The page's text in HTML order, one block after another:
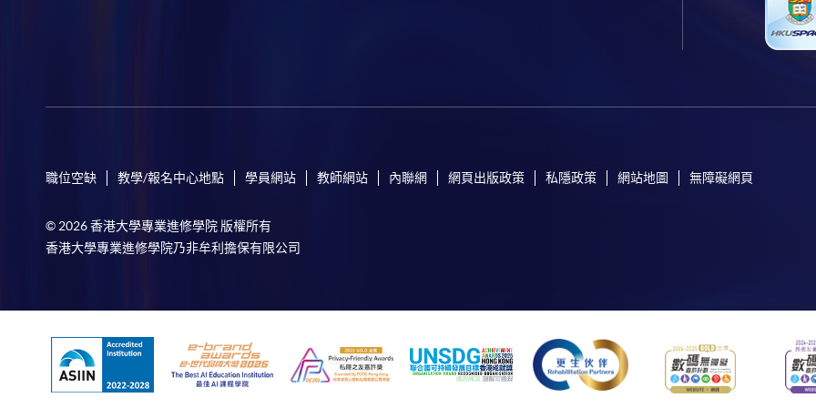
職位空缺 教學/報名中心地點 學員網站 教師網站 內聯網 網頁出版政策 私隱政策 網站地圖 無障礙網頁
© 2026 香港大學專業進修學院 版權所有
香港大學專業進修學院乃非牟利擔保有限公司